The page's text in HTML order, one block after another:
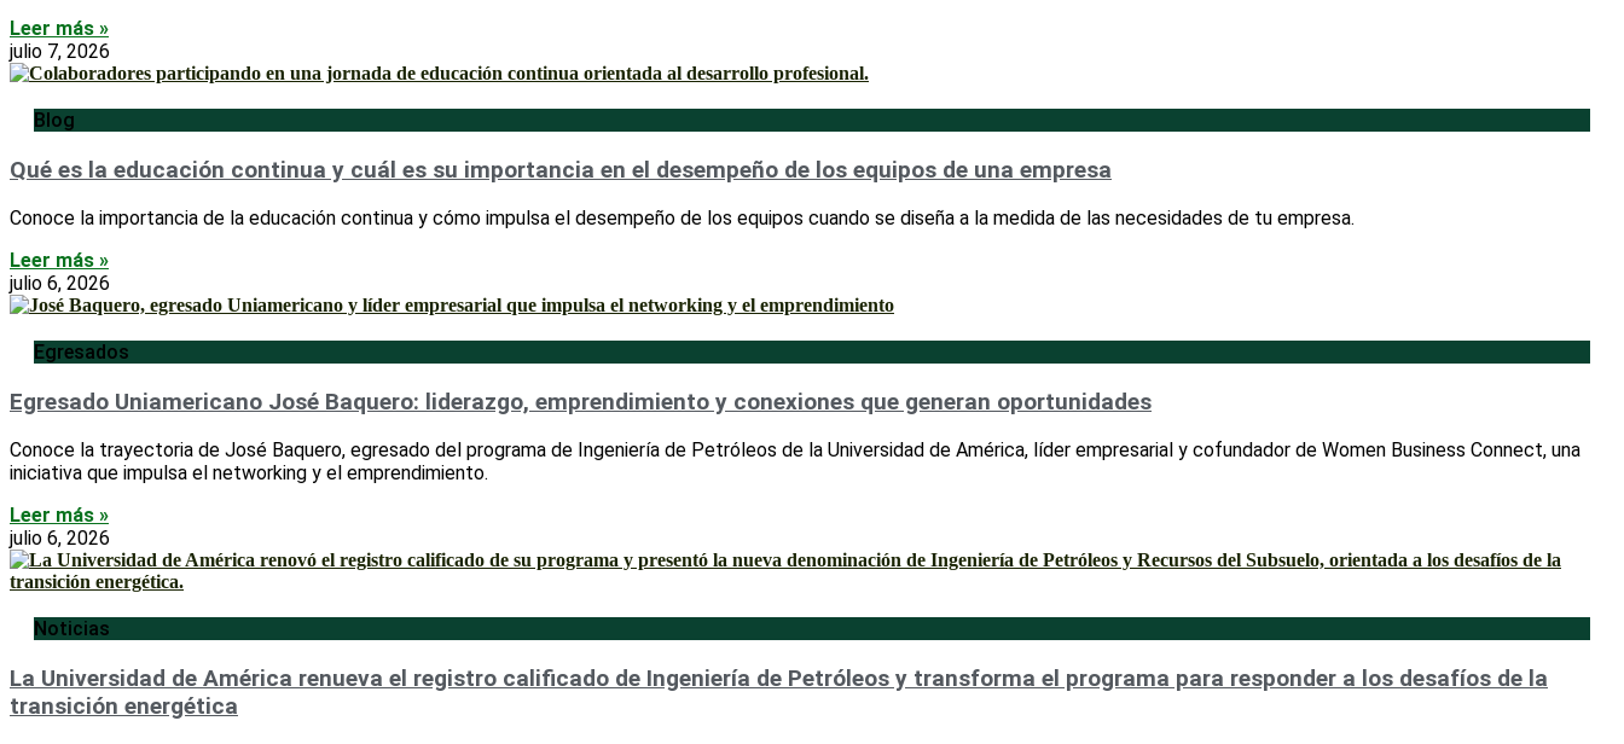
Leer más »
julio 7, 2026
Blog
Qué es la educación continua y cuál es su importancia en el desempeño de los equipos de una empresa
Conoce la importancia de la educación continua y cómo impulsa el desempeño de los equipos cuando se diseña a la medida de las necesidades de tu empresa.
Leer más »
julio 6, 2026
Egresados
Egresado Uniamericano José Baquero: liderazgo, emprendimiento y conexiones que generan oportunidades
Conoce la trayectoria de José Baquero, egresado del programa de Ingeniería de Petróleos de la Universidad de América, líder empresarial y cofundador de Women Business Connect, una
iniciativa que impulsa el networking y el emprendimiento.
Leer más »
julio 6, 2026
Noticias
La Universidad de América renueva el registro calificado de Ingeniería de Petróleos y transforma el programa para responder a los desafíos de la
transición energética